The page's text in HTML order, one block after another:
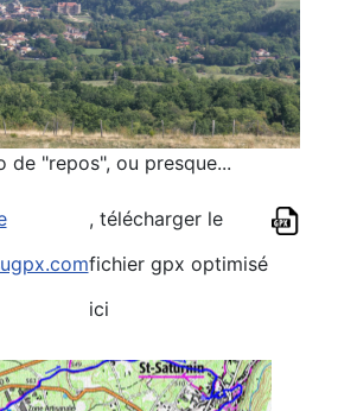
de "repos", ou presque...
, télécharger le
fichier gpx optimisé
ici